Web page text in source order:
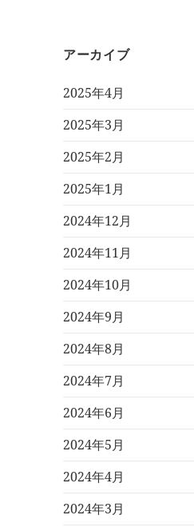
アーカイブ
2025年4月
2025年3月
2025年2月
2025年1月
2024年12月
2024年11月
2024年10月
2024年9月
2024年8月
2024年7月
2024年6月
2024年5月
2024年4月
2024年3月